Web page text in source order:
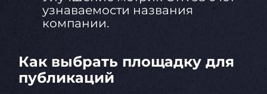
узнаваемости названия
компании.
Как выбрать площадку для
публикаций